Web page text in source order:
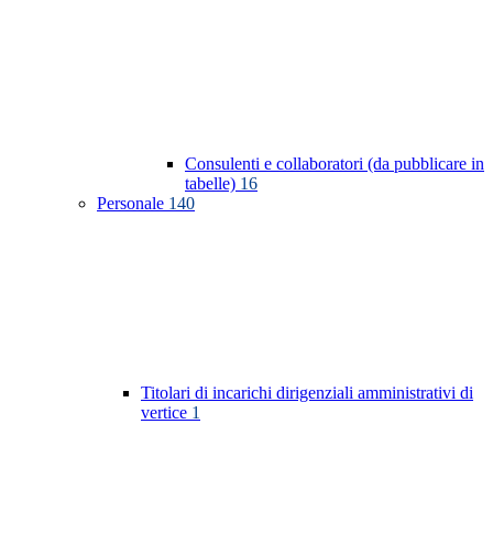
Consulenti e collaboratori (da pubblicare in
tabelle) 16
Personale 140
Titolari di incarichi dirigenziali amministrativi di
vertice 1